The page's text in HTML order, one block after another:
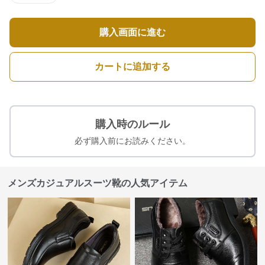
購入画面に進む
カートに追加する
購入時のルール
必ず購入前にお読みください。
メンズカジュアルスーツ靴の人気アイテム